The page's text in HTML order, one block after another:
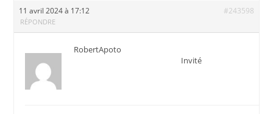
11 avril 2024 à 17:12 #243598
RÉPONDRE
RobertApoto
Invité